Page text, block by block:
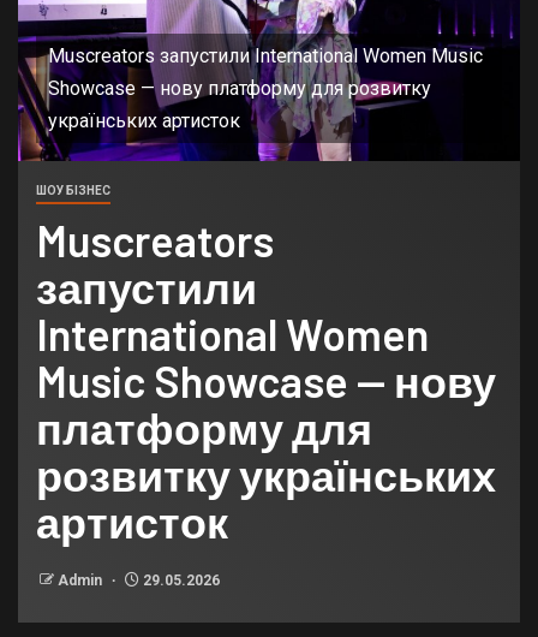
Muscreators запустили International Women Music
Showcase — нову платформу для розвитку
українських артисток
ШОУ БІЗНЕС
Muscreators
запустили
International Women
Music Showcase — нову
платформу для
розвитку українських
артисток
Admin 29.05.2026